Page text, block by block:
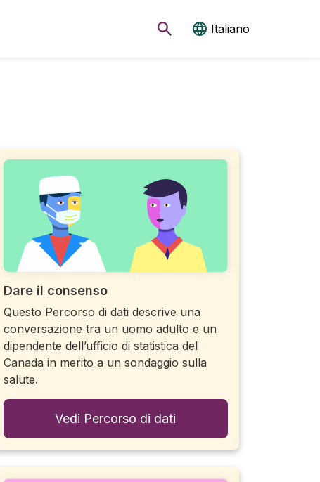
Italiano
Dare il consenso
Questo Percorso di dati descrive una
conversazione tra un uomo adulto e un
dipendente dell’ufficio di statistica del
Canada in merito a un sondaggio sulla
salute.
Vedi Percorso di dati